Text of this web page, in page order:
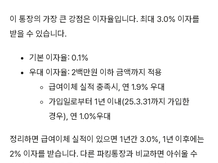
이 통장의 가장 큰 강점은 이자율입니다. 최대 3.0% 이자를
받을 수 있습니다.
기본 이자율: 0.1%
우대 이자율: 2백만원 이하 금액까지 적용
급여이체 실적 충족시, 연 1.9% 우대
가입일로부터 1년 이내(25.3.31까지 가입한
경우), 연 1.0%우대
정리하면 급여이체 실적이 있으면 1년간 3.0%, 1년 이후에는
2% 이자를 받습니다. 다른 파킹통장과 비교하면 아쉬울 수